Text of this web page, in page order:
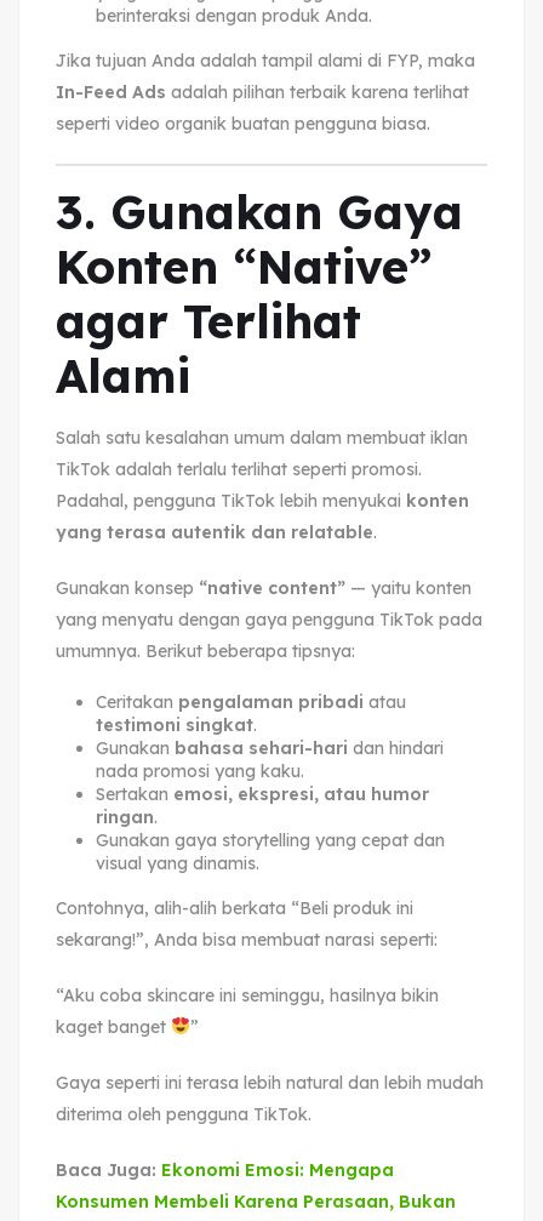
berinteraksi dengan produk Anda.
Jika tujuan Anda adalah tampil alami di FYP, maka
In-Feed Ads adalah pilihan terbaik karena terlihat
seperti video organik buatan pengguna biasa.
3. Gunakan Gaya
Konten “Native”
agar Terlihat
Alami
Salah satu kesalahan umum dalam membuat iklan
TikTok adalah terlalu terlihat seperti promosi.
Padahal, pengguna TikTok lebih menyukai konten
yang terasa autentik dan relatable.
Gunakan konsep “native content” — yaitu konten
yang menyatu dengan gaya pengguna TikTok pada
umumnya. Berikut beberapa tipsnya:
Ceritakan pengalaman pribadi atau
testimoni singkat.
Gunakan bahasa sehari-hari dan hindari
nada promosi yang kaku.
Sertakan emosi, ekspresi, atau humor
ringan.
Gunakan gaya storytelling yang cepat dan
visual yang dinamis.
Contohnya, alih-alih berkata “Beli produk ini
sekarang!”, Anda bisa membuat narasi seperti:
“Aku coba skincare ini seminggu, hasilnya bikin
kaget banget
”
Gaya seperti ini terasa lebih natural dan lebih mudah
diterima oleh pengguna TikTok.
Baca Juga: Ekonomi Emosi: Mengapa
Konsumen Membeli Karena Perasaan, Bukan